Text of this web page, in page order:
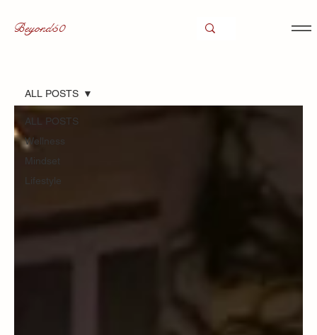
Beyond50
ALL POSTS
Wellness
Mindset
Lifestyle
ALL POSTS